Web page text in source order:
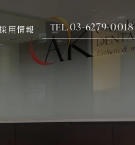
TEL.03-6279-0018
用情報